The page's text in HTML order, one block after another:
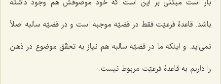
بار است مبتنی بر این است که خود موصوفش هم وجود داشته
باشد. قاعدۀ فرعیّت فقط در قضیّه موجبه است و در قضیّه سالبه اصلاً
نمی‌آید. و اینکه ما در قضیّه سالبه هم نیاز به تحقّق موضوع در ذهن
را داریم به قاعدۀ فرعیّت مربوط نیست.